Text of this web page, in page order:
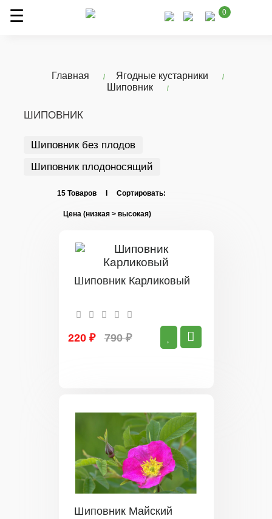
0
Главная
Ягодные кустарники
Шиповник
ШИПОВНИК
Шиповник без плодов
Шиповник плодоносящий
15 Товаров I Сортировать:
Шиповник Карликовый
220 ₽ 790 ₽
Шиповник Майский